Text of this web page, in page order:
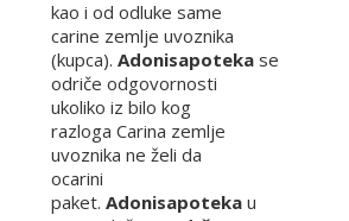
kao i od odluke same
carine zemlje uvoznika
(kupca). Adonisapoteka se
odriče odgovornosti
ukoliko iz bilo kog
razloga Carina zemlje
uvoznika ne želi da
ocarini
paket. Adonisapoteka u